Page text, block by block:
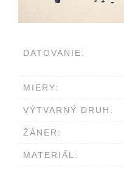
DATOVANIE:
MIERY:
VÝTVARNÝ DRUH:
ŽÁNER:
MATERIÁL: